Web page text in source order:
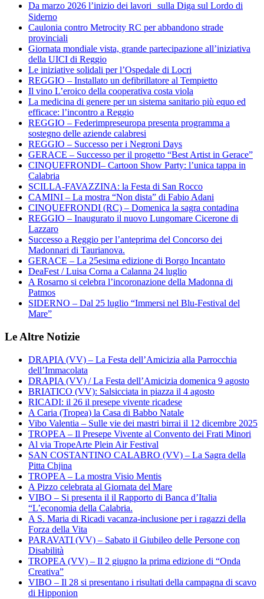
Da marzo 2026 l’inizio dei lavori sulla Diga sul Lordo di
Siderno
Caulonia contro Metrocity RC per abbandono strade
provinciali
Giornata mondiale vista, grande partecipazione all’iniziativa
della UICI di Reggio
Le iniziative solidali per l’Ospedale di Locri
REGGIO – Installato un defibrillatore al Tempietto
Il vino L’eroico della cooperativa costa viola
La medicina di genere per un sistema sanitario più equo ed
efficace: l’incontro a Reggio
REGGIO – Federimpreseuropa presenta programma a
sostegno delle aziende calabresi
REGGIO – Successo per i Negroni Days
GERACE – Successo per il progetto “Best Artist in Gerace”
CINQUEFRONDI– Cartoon Show Party: l’unica tappa in
Calabria
SCILLA-FAVAZZINA: la Festa di San Rocco
CAMINI – La mostra “Non dista” di Fabio Adani
CINQUEFRONDI (RC) – Domenica la sagra contadina
REGGIO – Inaugurato il nuovo Lungomare Cicerone di
Lazzaro
Successo a Reggio per l’anteprima del Concorso dei
Madonnari di Taurianova.
GERACE – La 25esima edizione di Borgo Incantato
DeaFest / Luisa Corna a Calanna 24 luglio
A Rosarno si celebra l’incoronazione della Madonna di
Patmos
SIDERNO – Dal 25 luglio “Immersi nel Blu-Festival del
Mare”
Le Altre Notizie
DRAPIA (VV) – La Festa dell’Amicizia alla Parrocchia
dell’Immacolata
DRAPIA (VV) / La Festa dell’Amicizia domenica 9 agosto
BRIATICO (VV): Salsicciata in piazza il 4 agosto
RICADI: il 26 il presepe vivente ricadese
A Caria (Tropea) la Casa di Babbo Natale
Vibo Valentia – Sulle vie dei mastri birrai il 12 dicembre 2025
TROPEA – Il Presepe Vivente al Convento dei Frati Minori
Al via TropeArte Plein Air Festival
SAN COSTANTINO CALABRO (VV) – La Sagra della
Pitta Chjina
TROPEA – La mostra Visio Mentis
A Pizzo celebrata al Giornata del Mare
VIBO – Si presenta il il Rapporto di Banca d’Italia
“L’economia della Calabria.
A S. Maria di Ricadi vacanza-inclusione per i ragazzi della
Forza della Vita
PARAVATI (VV) – Sabato il Giubileo delle Persone con
Disabilità
TROPEA (VV) – Il 2 giugno la prima edizione di “Onda
Creativa”
VIBO – Il 28 si presentano i risultati della campagna di scavo
di Hipponion